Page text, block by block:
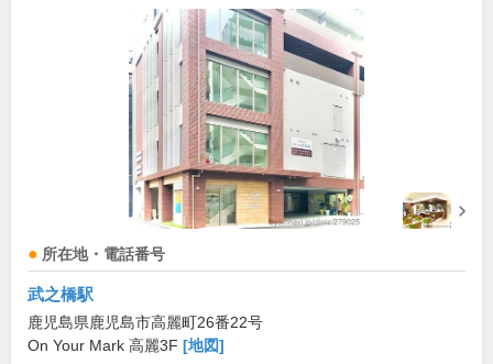
所在地・電話番号
武之橋駅
鹿児島県鹿児島市高麗町26番22号
On Your Mark 高麗3F [地図]